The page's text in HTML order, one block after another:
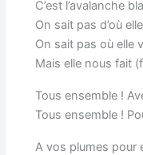
C’est l’avalanche
On sait pas d’où
On sait pas où elle
Mais elle nous fait
Tous ensemble !
Tous ensemble !
A vos plumes pour